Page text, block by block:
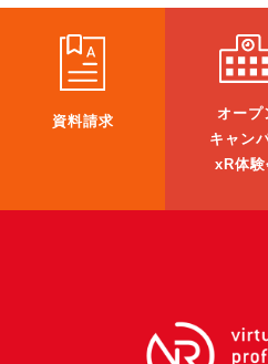
企業向け
《3DGS》
3DGSスキャンサービス
3DGS受託開発
3D Gaussian Splatting アプリ開
超体験★販促システム『XR
資料請求
オープ
キャン
xR体験